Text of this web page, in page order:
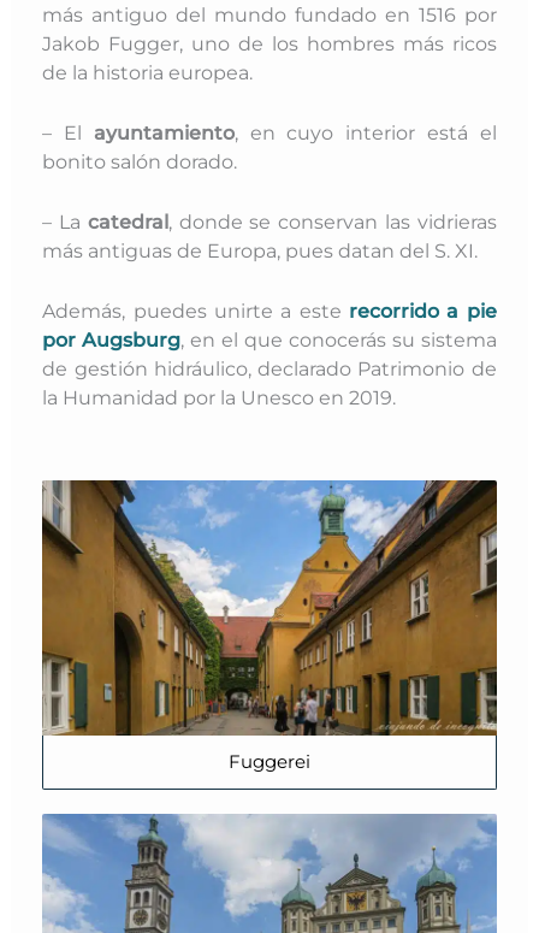
más antiguo del mundo fundado en 1516 por
Jakob Fugger, uno de los hombres más ricos
de la historia europea.
– El ayuntamiento, en cuyo interior está el
bonito salón dorado.
– La catedral, donde se conservan las vidrieras
más antiguas de Europa, pues datan del S. XI.
Además, puedes unirte a este recorrido a pie
por Augsburg, en el que conocerás su sistema
de gestión hidráulico, declarado Patrimonio de
la Humanidad por la Unesco en 2019.
Fuggerei